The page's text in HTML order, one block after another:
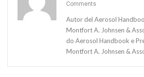
Comments
Autor del Aerosol
Montfort A. Johnsen &
do Aerosol Handbook e
Montfort A. Johnsen &